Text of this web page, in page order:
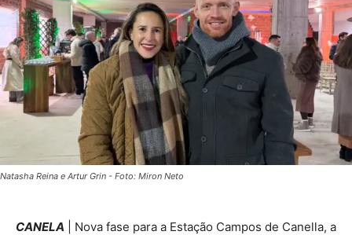
Natasha Reina e Artur Grin - Foto: Miron Neto
CANELA | Nova fase para a Estação Campos de Canella, a